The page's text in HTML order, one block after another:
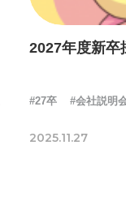
2027年度新卒
#27卒 #会社説明
2025.11.27